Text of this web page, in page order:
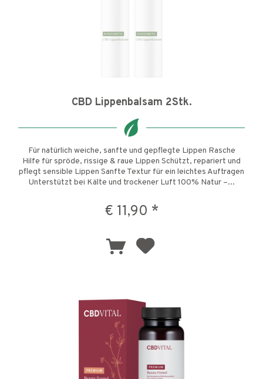
CBD Lippenbalsam 2Stk.
Für natürlich weiche, sanfte und gepflegte Lippen Rasche
Hilfe für spröde, rissige & raue Lippen Schützt, repariert und
pflegt sensible Lippen Sanfte Textur für ein leichtes Auftragen
Unterstützt bei Kälte und trockener Luft 100% Natur –...
€ 11,90 *